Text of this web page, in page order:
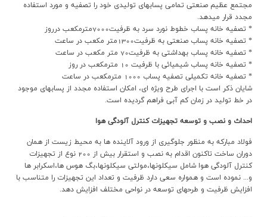
مجتمع عظيم صنعتي تمامي پسابهاي توليدي خود را تصفيه و مورد استفاده
مجدد قرار ميدهد.
* تصفيه خانه پساب خطوط نورد سرد به ظرفيت7000مترمكعب درروز
* تصفيه خانه پساب صنعتي به ظرفيت1300متر مكعب در ساعت
* تصفيه خانه پساب بهداشتي به ظرفيت70 متر مكعب در ساعت
* تصفيه خانه پساب شيميائي با ظرفيت 10 مترمکعب در روز
* تصفيه خانه تکميلي تصفيه پساب 1000 مترمکعب در ساعت
شايان ذكر است با اجراي طرح ويژه اي، امكان استفاده مجدد از پسابهاي موجود
در خط توليد در زمان كم آبي فراهم گرديده است.
احداث و نصب و توسعه تجهيزات كنترل آلودگي هوا
فولاد مباركه به منظور جلوگيري از ورود آلاينده ها به محيط زيست از همان
دوران ساخت تاكنون اقدام به نصب و استقرار بيش از 200 نوع از تجهيزات
كنترل آلودگي هوا شامل سيكلونها،مولتي سيكلونها،بگ هوس ها،اسكرابر ها
و... نموده است و همواره سعي دارد ظرفيت و تعداد اين تجهيزات را متناسب با
افزايش ظرفيت و طرحهاي توسعه در نواحي مختلف افزايش دهد.